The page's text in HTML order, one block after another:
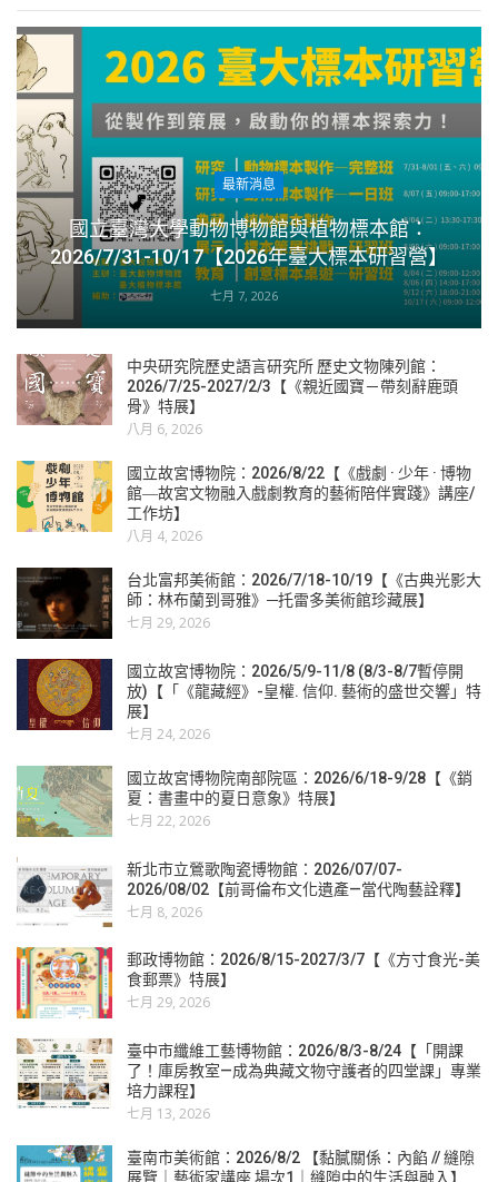
最新消息
國立臺灣大學動物博物館與植物標本館：
2026/7/31-10/17【2026年臺大標本研習營】
七月 7, 2026
中央研究院歷史語言研究所 歷史文物陳列館：
2026/7/25-2027/2/3【《親近國寶－帶刻辭鹿頭
骨》特展】
八月 6, 2026
國立故宮博物院：2026/8/22【《戲劇 · 少年 · 博物
館―故宮文物融入戲劇教育的藝術陪伴實踐》講座/
工作坊】
八月 4, 2026
台北富邦美術館：2026/7/18-10/19【《古典光影大
師：林布蘭到哥雅》─托雷多美術館珍藏展】
七月 29, 2026
國立故宮博物院：2026/5/9-11/8 (8/3-8/7暫停開
放)【「《龍藏經》-皇權. 信仰. 藝術的盛世交響」特
展】
七月 24, 2026
國立故宮博物院南部院區：2026/6/18-9/28【《銷
夏：書畫中的夏日意象》特展】
七月 22, 2026
新北市立鶯歌陶瓷博物館：2026/07/07-
2026/08/02【前哥倫布文化遺產—當代陶藝詮釋】
七月 8, 2026
郵政博物館：2026/8/15-2027/3/7【《方寸食光-美
食郵票》特展】
七月 29, 2026
臺中市纖維工藝博物館：2026/8/3-8/24【「開課
了！庫房教室—成為典藏文物守護者的四堂課」專業
培力課程】
七月 13, 2026
臺南市美術館：2026/8/2 【黏膩關係：內餡 // 縫隙
展覽｜藝術家講座 場次1｜縫隙中的生活與融入】